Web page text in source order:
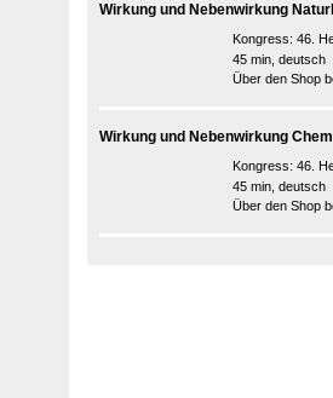
Wirkung und Nebenwirkung
Kongress: 46.
45 min, deutsch
Über den Shop
Wirkung und Nebenwirkung
Kongress: 46.
45 min, deutsch
Über den Shop